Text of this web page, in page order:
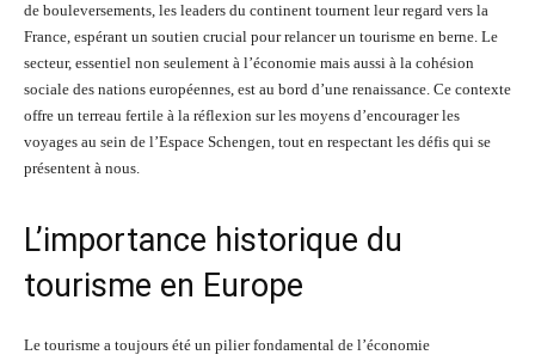
de bouleversements, les leaders du continent tournent leur regard vers la
France, espérant un soutien crucial pour relancer un tourisme en berne. Le
secteur, essentiel non seulement à l’économie mais aussi à la cohésion
sociale des nations européennes, est au bord d’une renaissance. Ce contexte
offre un terreau fertile à la réflexion sur les moyens d’encourager les
voyages au sein de l’Espace Schengen, tout en respectant les défis qui se
présentent à nous.
L’importance historique du
tourisme en Europe
Le tourisme a toujours été un pilier fondamental de l’économie